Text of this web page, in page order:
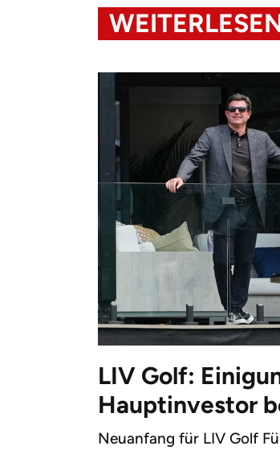
LIV Golf:
Hauptinvestor
Neuanfang für LIV Golf